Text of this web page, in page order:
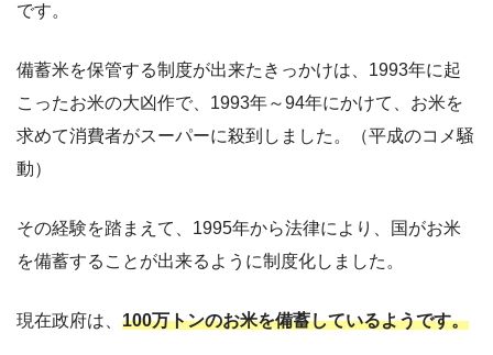
です。
備蓄米を保管する制度が出来たきっかけは、1993年に起
こったお米の大凶作で、1993年～94年にかけて、お米を
求めて消費者がスーパーに殺到しました。（平成のコメ騒
動）
その経験を踏まえて、1995年から法律により、国がお米
を備蓄することが出来るように制度化しました。
現在政府は、 100万トンのお米を備蓄しているようです。